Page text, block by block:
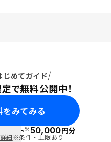
じめてガイド
で無料公開中！
をみてみる
ポイント※50,000円分
細※条件・上限あり